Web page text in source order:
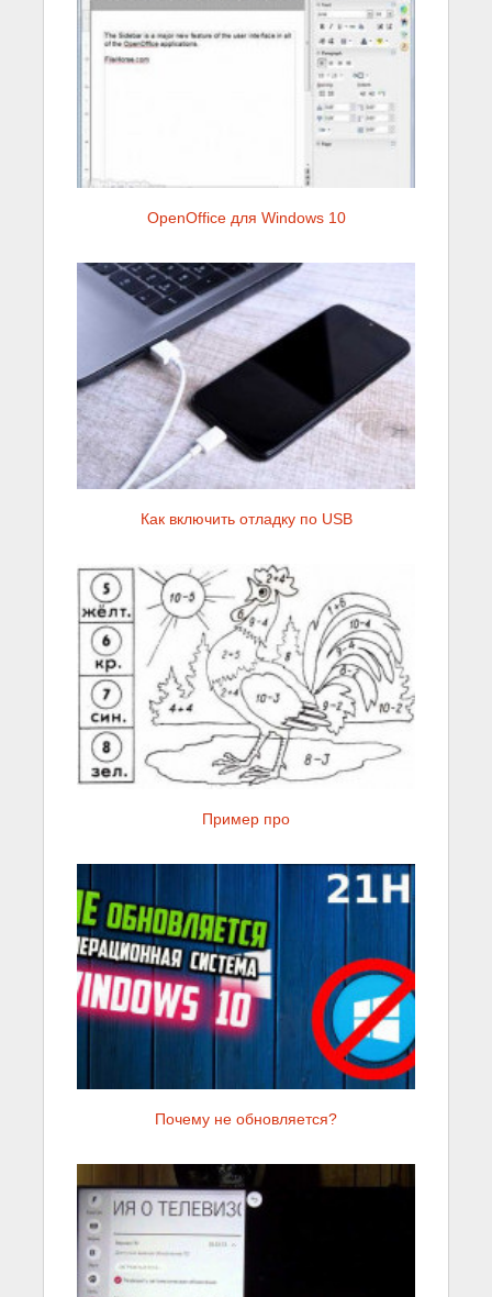
OpenOffice для Windows 10
Как включить отладку по USB
Пример про
Почему не обновляется?